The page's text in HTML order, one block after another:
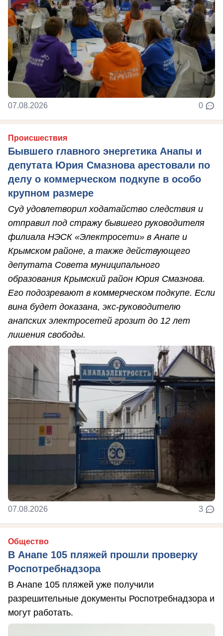
07.08.2026 0
Происшествия
Бывшего главного энергетика Анапы и
депутата Юрия Смазнова арестовали по
делу о коммерческом подкупе в особо
крупном размере
Суд удовлетворил ходатайство следствия и
отправил под стражу бывшего руководителя
филиала НЭСК «Электросети» в Анапе и
Крымском районе, а также действующего
депутата Совета муниципального
образования Крымский район Юрия Смазнова.
Его подозревают в коммерческом подкупе. Если
вина будет доказана, экс-руководителю
анапских электросетей грозит до 12 лет
лишения свободы.
07.08.2026 3
Общество
В Анапе 105 пляжей прошли проверку
Роспотребнадзора
В Анапе 105 пляжей уже получили
разрешительные документы Роспотребнадзора и
могут работать.